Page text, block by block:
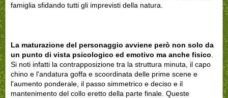
famiglia sfidando tutti gli imprevisti della natura.
La maturazione del personaggio avviene però non solo da
un punto di vista psicologico ed emotivo ma anche fisico
Si noti infatti la contrapposizione tra la struttura minuta, il capo
chino e l'andatura goffa e scoordinata delle prime scene e
l'aumento ponderale, il passo simmetrico e deciso e il
mantenimento del collo eretto della parte finale. Queste